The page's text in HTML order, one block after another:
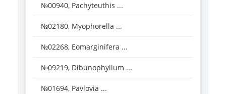
№00940, Pachyteuthis ...
№02180, Myophorella ...
№02268, Eomarginifera ...
№09219, Dibunophyllum ...
№01694, Pavlovia ...